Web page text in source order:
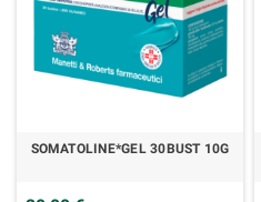
SOMATOLINE*GEL 30BUST 10G